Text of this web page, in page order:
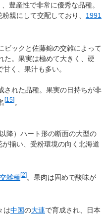
豊産性で非常に優秀な品種。
親にして交配しており、 1991
ビックと佐藤錦の交雑によって
た。果実は極めて大きく、硬
く、果汁も多い。
された品種。果実の日持ちが非
[15] 。
降）ハート形の断面の大型の
揃い、受粉環境の向く北海道
交雑種[2]。果肉は固めで酸味が
は中国の大連で育成され、日本